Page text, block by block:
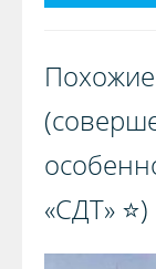
«СДТ» ⭐️)️